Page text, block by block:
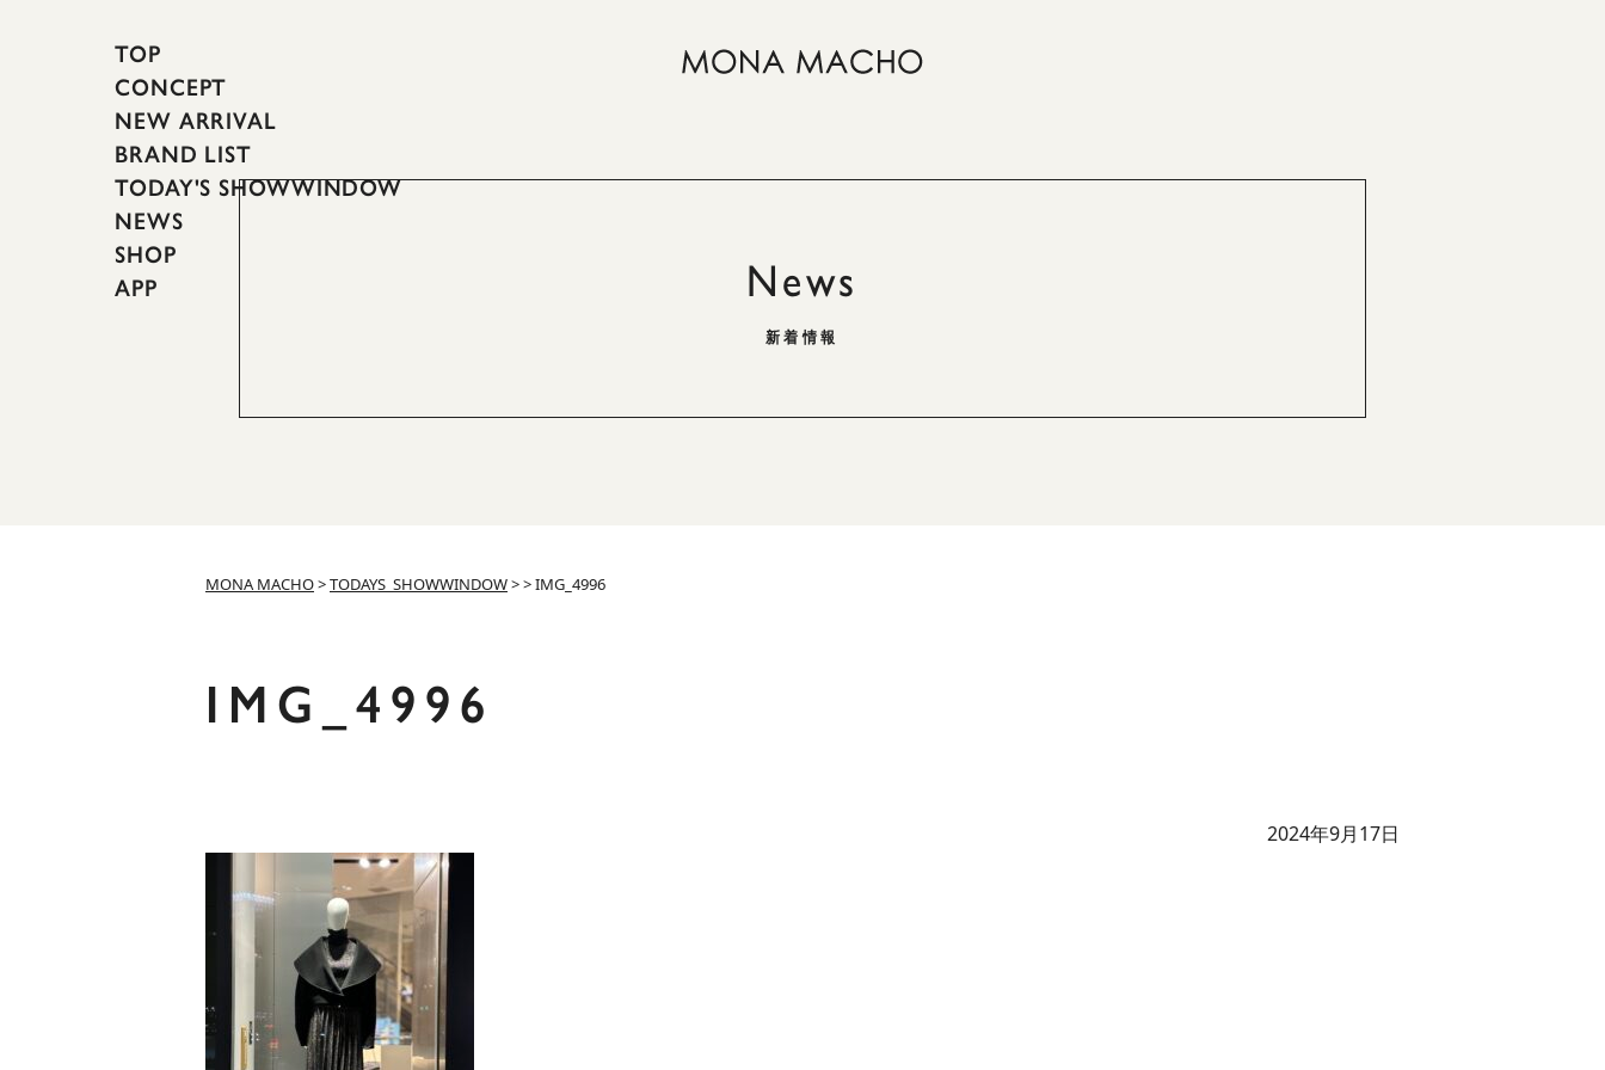
TOP
CONCEPT
NEW ARRIVAL
BRAND LIST
TODAY'S SHOWWINDOW
NEWS
SHOP
APP
News
新着情報
MONA MACHO>TODAYS_SHOWWINDOW>>IMG_4996
IMG_4996
2024年9月17日